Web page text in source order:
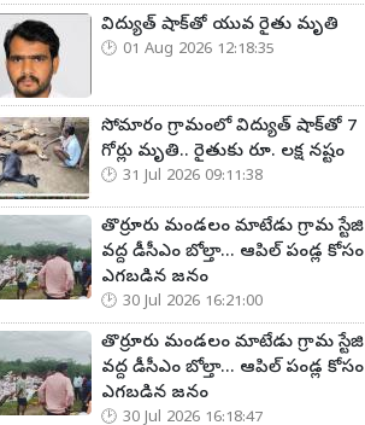
విద్యుత్ షాక్‌తో యువ రైతు మృతి
01 Aug 2026 12:18:35
సోమారం గ్రామంలో విద్యుత్ షాక్‌తో 7
గోర్లు మృతి.. రైతుకు రూ. లక్ష నష్టం
31 Jul 2026 09:11:38
తొర్రూరు మండలం మాటేడు గ్రామ స్టేజి
వద్ద డీసీఎం బోల్తా... ఆపిల్ పండ్ల కోసం
ఎగబడిన జనం
30 Jul 2026 16:21:00
తొర్రూరు మండలం మాటేడు గ్రామ స్టేజి
వద్ద డీసీఎం బోల్తా... ఆపిల్ పండ్ల కోసం
ఎగబడిన జనం
30 Jul 2026 16:18:47